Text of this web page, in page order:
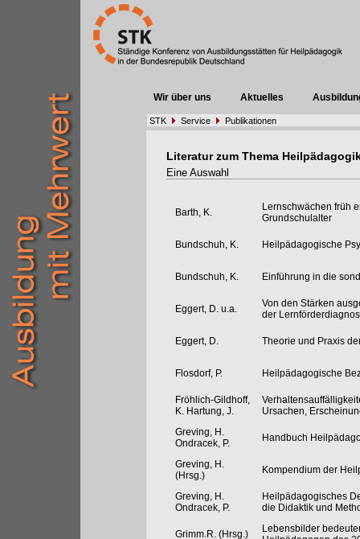
Wir über uns Aktuelles
STK Service Publikationen
Literatur zum Thema
Eine Auswahl
Barth, K.
Lernschwächen früh
Grundschulalter
Bundschuh, K. Heilpädagogische
Bundschuh, K. Einführung in die
Eggert, D. u.a.
Von den Stärken
der
Eggert, D. Theorie und Praxis
Flosdorf, P. Heilpädagogische
Fröhlich-Gildhoff,
K. Hartung, J.
Ursachen,
Greving, H.
Ondracek, P.
Handbuch
Greving, H.
(Hrsg.)
Kompendium der
Greving, H.
Ondracek, P.
Heilpädagogisches
die Didaktik und
Grimm.R. (Hrsg.)
Lebensbilder